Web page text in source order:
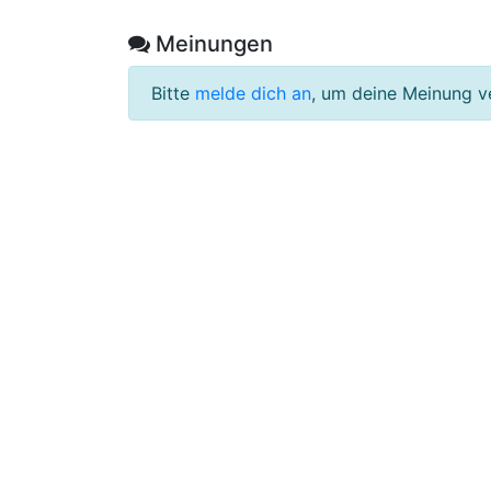
Meinungen
Bitte melde dich an, um deine Meinung